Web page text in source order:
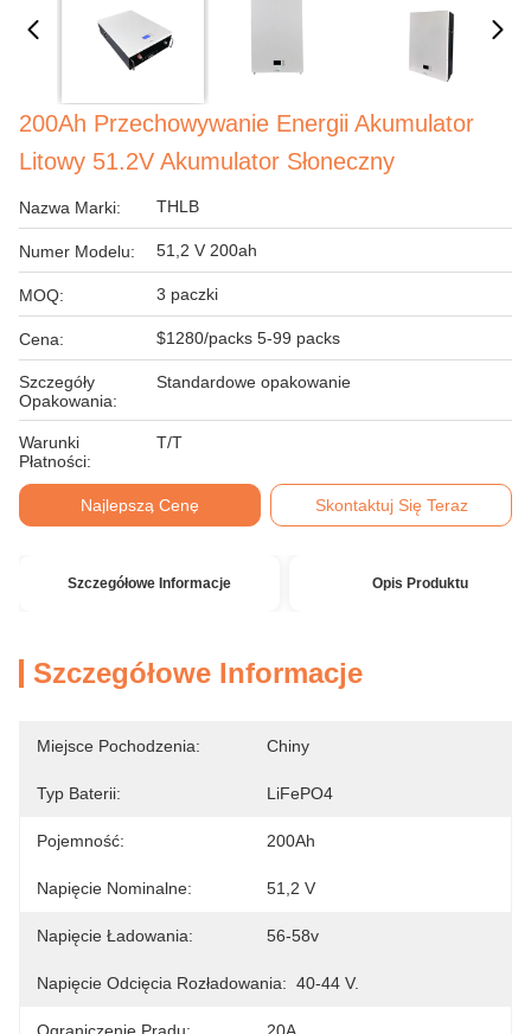
200Ah Przechowywanie Energii Akumulator
Litowy 51.2V Akumulator Słoneczny
Nazwa Marki: THLB
Numer Modelu: 51,2 V 200ah
MOQ: 3 paczki
Cena: $1280/packs 5-99 packs
Szczegóły
Opakowania:
Standardowe opakowanie
Warunki
Płatności:
T/T
Najlepszą Cenę Skontaktuj Się Teraz
Szczegółowe Informacje Opis Produktu
Szczegółowe Informacje
Miejsce Pochodzenia: Chiny
Typ Baterii: LiFePO4
Pojemność: 200Ah
Napięcie Nominalne: 51,2 V
Napięcie Ładowania: 56-58v
Napięcie Odcięcia Rozładowania: 40-44 V.